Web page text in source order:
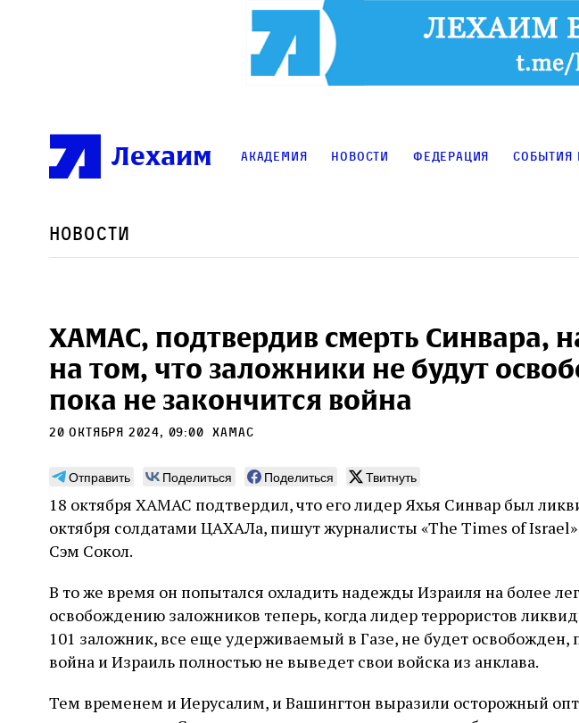
Лехаим Академия Новости Федерация События
Новости
ХАМАС, подтвердив смерть Синвара,
на том, что заложники не будут
пока не закончится война
20 октября 2024, 09:00 ХАМАС
Отправить Поделиться Поделиться Твитнуть
18 октября ХАМАС подтвердил, что его лидер Яхья Синвар был
октября солдатами ЦАХАЛа, пишут журналисты «The Times of
Сэм Сокол.
В то же время он попытался охладить надежды Израиля на более
освобождению заложников теперь, когда лидер террористов
101 заложник, все еще удерживаемый в Газе, не будет освобожден,
война и Израиль полностью не выведет свои войска из анклава.
Тем временем и Иерусалим, и Вашингтон выразили осторожный
Может ли человек,
сведущий в естественных
науках, серьезно
относиться к каббале?
Повышенный интерес Дельмедиго к каббале,
наряду с его попытками провести параллели
между еврейской мистикой, неоплатонизмом
и атомизмом, следует воспринимать в
достоверности схоластической метафизики и
31 июля Библиотека, кабинет историка
Планета обезьян
ли дело случая или следствие
достоинств книги. Перед нами,
часть проекта. Задача которого
сформулирована так: создание
еврейской идентичности, имеющей
благородные социалистические корни
30 июля Книжный разговор